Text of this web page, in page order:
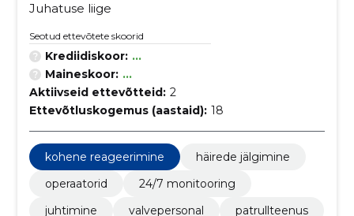
Juhatuse liige
Seotud ettevõtete skoorid
Krediidiskoor: ...
Maineskoor: ...
Aktiivseid ettevõtteid: 2
Ettevõtluskogemus (aastaid): 18
kohene reageerimine
häirede jälgimine
operaatorid
24/7 monitooring
juhtimine
valvepersonal patrullteenus